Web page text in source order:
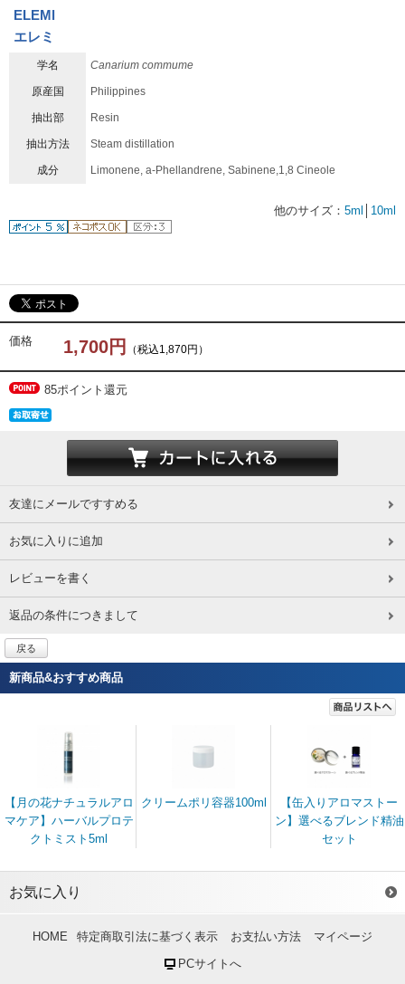
ELEMl
エレミ
学名 Canarium commume
原産国 Philippines
抽出部 Resin
抽出方法 Steam distillation
成分 Limonene, a-Phellandrene, Sabinene,1,8 Cineole
他のサイズ： 5ml 10ml
価格 1,700円 （税込1,870円）
85ポイント還元
友達にメールですすめる
お気に入りに追加
レビューを書く
返品の条件につきまして
戻る
新商品&おすすめ商品
【月の花ナチュラルアロ
マケア】ハーバルプロテ
クトミスト5ml
クリームポリ容器100ml
【缶入りアロマストー
ン】選べるブレンド精油
セット
お気に入り
HOME 特定商取引法に基づく表示 お支払い方法
マイページ
PCサイトへ